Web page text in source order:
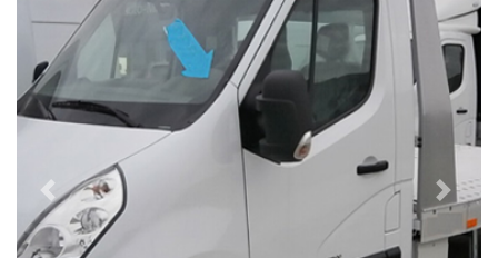
Previous Next